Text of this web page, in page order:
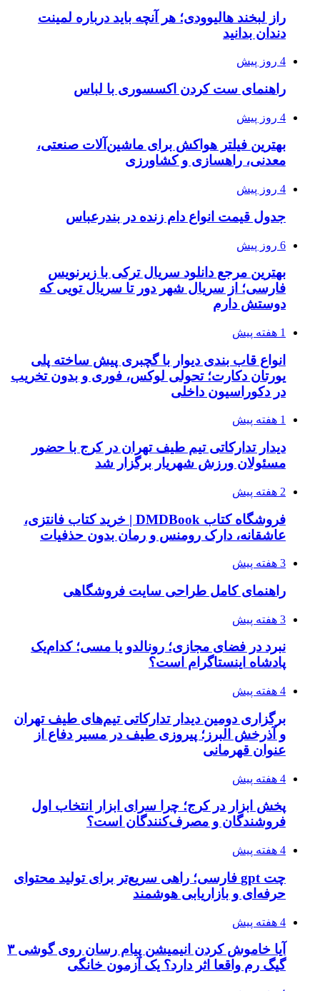
راز لبخند هالیوودی؛ هر آنچه باید درباره لمینت
دندان بدانید
4 روز پیش
راهنمای ست کردن اکسسوری با لباس
4 روز پیش
بهترین فیلتر هواکش برای ماشین‌آلات صنعتی،
معدنی، راهسازی و کشاورزی
4 روز پیش
جدول قیمت انواع دام زنده در بندرعباس
6 روز پیش
بهترین مرجع دانلود سریال ترکی با زیرنویس
فارسی؛ از سریال شهر دور تا سریال تویی که
دوستش دارم
1 هفته پیش
انواع قاب بندی دیوار با گچبری پیش ساخته پلی
یورتان دکارت؛ تحولی لوکس، فوری و بدون تخریب
در دکوراسیون داخلی
1 هفته پیش
دیدار تدارکاتی تیم طیف تهران در کرج با حضور
مسئولان ورزش شهریار برگزار شد
2 هفته پیش
فروشگاه کتاب DMDBook | خرید کتاب فانتزی،
عاشقانه، دارک رومنس و رمان بدون حذفیات
3 هفته پیش
راهنمای کامل طراحی سایت فروشگاهی
3 هفته پیش
نبرد در فضای مجازی؛ رونالدو یا مسی؛ کدام‌یک
پادشاه اینستاگرام است؟
4 هفته پیش
برگزاری دومین دیدار تدارکاتی تیم‌های طیف تهران
و آذرخش البرز؛ پیروزی طیف در مسیر دفاع از
عنوان قهرمانی
4 هفته پیش
پخش ابزار در کرج؛ چرا سرای ابزار انتخاب اول
فروشندگان و مصرف‌کنندگان است؟
4 هفته پیش
چت gpt فارسی؛ راهی سریع‌تر برای تولید محتوای
حرفه‌ای و بازاریابی هوشمند
4 هفته پیش
آیا خاموش کردن انیمیشن پیام رسان روی گوشی ۳
گیگ رم واقعا اثر دارد؟ یک آزمون خانگی